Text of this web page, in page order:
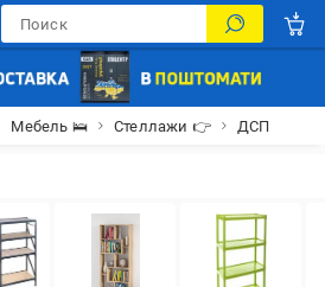
Мебель 🛌 Стеллажи 👉 ДСП